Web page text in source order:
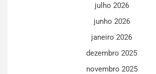
julho 2026
junho 2026
janeiro 2026
dezembro 2025
novembro 2025